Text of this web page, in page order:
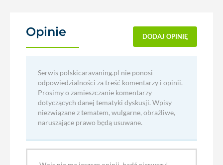
Opinie DODAJ OPINIĘ
Serwis polskicaravaning.pl nie ponosi
odpowiedzialności za treść komentarzy i opinii.
Prosimy o zamieszczanie komentarzy
dotyczących danej tematyki dyskusji. Wpisy
niezwiązane z tematem, wulgarne, obraźliwe,
naruszające prawo będą usuwane.